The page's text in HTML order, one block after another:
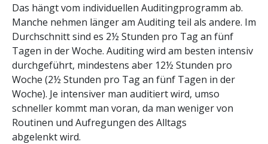
Das hängt vom individuellen Auditingprogramm ab.
Manche nehmen länger am Auditing teil als andere. Im
Durchschnitt sind es 2½ Stunden pro Tag an fünf
Tagen in der Woche. Auditing wird am besten intensiv
durchgeführt, mindestens aber 12½ Stunden pro
Woche (2½ Stunden pro Tag an fünf Tagen in der
Woche). Je intensiver man auditiert wird, umso
schneller kommt man voran, da man weniger von
Routinen und Aufregungen des Alltags
abgelenkt wird.